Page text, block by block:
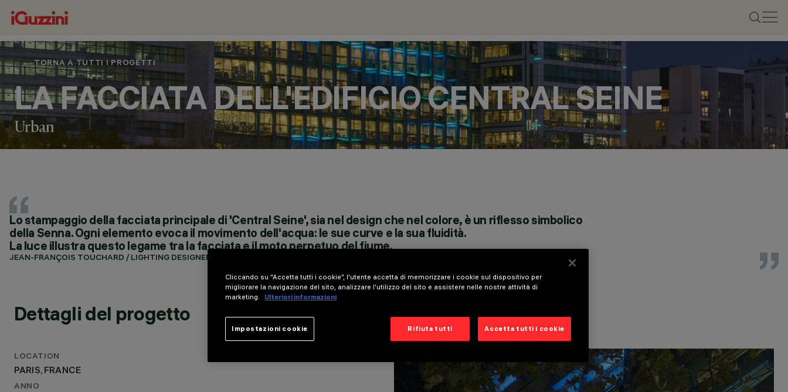
TORNA A TUTTI I PROGETTI
LA FACCIATA DELL'EDIFICIO CENTRAL SEINE
Urban
PARIS, FRANCE
ANNO
2020
PROGETTAZIONE ARCHITETTONICA
Lo stampaggio della facciata principale di 'Central Seine', sia nel design che nel colore, è un riflesso simbolico
della Senna. Ogni elemento evoca il movimento dell'acqua: le sue curve e la sua fluidità.
La luce illustra questo legame tra la facciata e il moto perpetuo del fiume.
JEAN-FRANÇOIS TOUCHARD / LIGHTING DESIGNER
Dettagli del progetto
LOCATION
PARIS, FRANCE
ANNO
Cliccando su “Accetta tutti i cookie”, l'utente accetta di memorizzare i cookie sul dispositivo per
migliorare la navigazione del sito, analizzare l'utilizzo del sito e assistere nelle nostre attività di
marketing.
Ulteriori informazioni
Rifiuta tutti Accetta tutti i cookie
Impostazioni cookie